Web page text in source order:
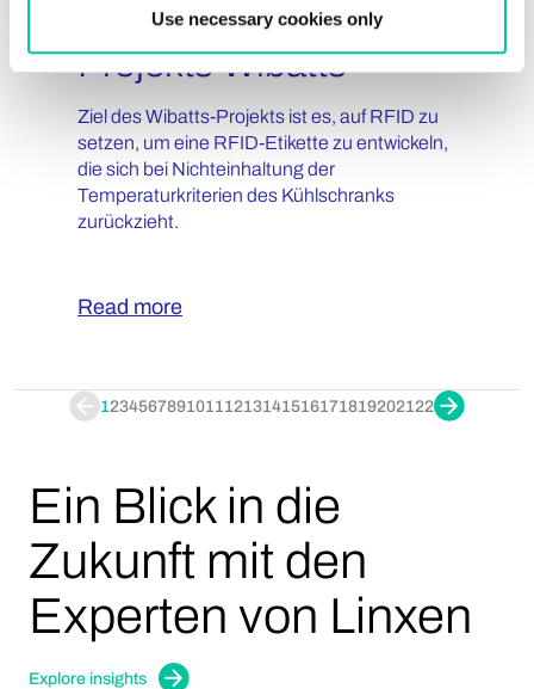
Use necessary cookies only
Linxens, Partner des
Projekts Wibatts
Ziel des Wibatts-Projekts ist es, auf RFID zu
setzen, um eine RFID-Etikette zu entwickeln,
die sich bei Nichteinhaltung der
Temperaturkriterien des Kühlschranks
zurückzieht.
Read more
12345678910111213141516171819202122
Ein Blick in die
Zukunft mit den
Experten von Linxen
Explore insights